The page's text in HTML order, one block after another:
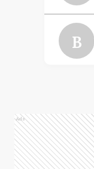
B
EE
Ads